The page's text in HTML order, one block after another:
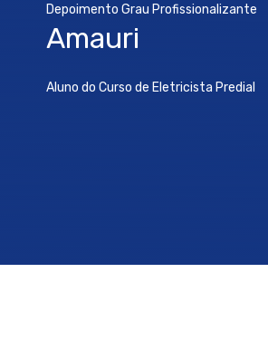
Depoimento Grau Profissionalizante
Amauri
Aluno do Curso de Eletricista Predial